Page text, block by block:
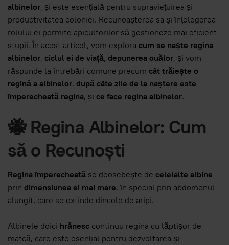
albinelor, și este esențială pentru supraviețuirea și
productivitatea coloniei. Recunoașterea sa și înțelegerea
rolului ei permite apicultorilor să gestioneze mai eficient
stupii. În acest articol, vom explora cum se naște regina
albinelor, ciclul ei de viață, depunerea ouălor, și vom
răspunde la întrebări comune precum cât trăiește o
regină a albinelor, după câte zile de la naștere este
împerecheată regina, și ce face regina albinelor.
🐝 Regina Albinelor: Cum
să o Recunoști
Regina împerecheată se deosebește de celelalte albine
prin dimensiunea ei mai mare, în special prin abdomenul
alungit, care se extinde dincolo de aripi.
Albinele doici hrănesc continuu regina cu lăptișor de
matcă, care este esențial pentru dezvoltarea și